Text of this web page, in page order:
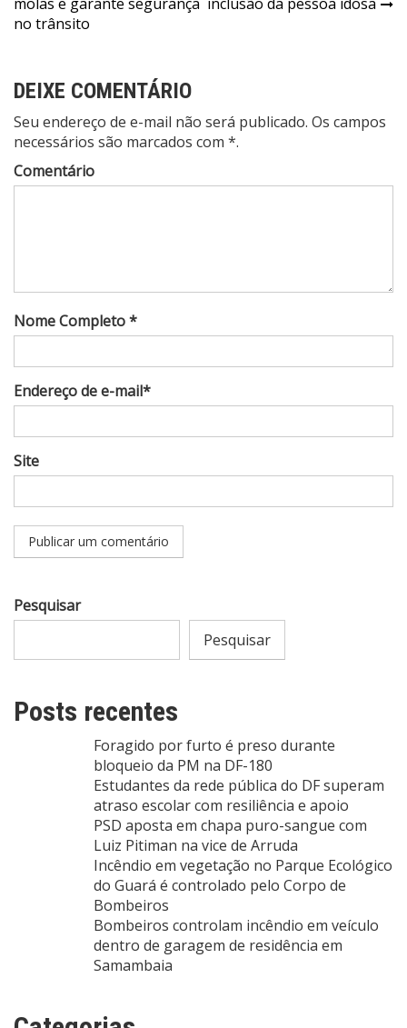
Post
no trânsito
DEIXE COMENTÁRIO
Seu endereço de e-mail não será publicado. Os campos
necessários são marcados com *.
Comentário
Nome Completo *
Endereço de e-mail*
Site
Pesquisar
Pesquisar
Posts recentes
Foragido por furto é preso durante
bloqueio da PM na DF-180
Estudantes da rede pública do DF superam
atraso escolar com resiliência e apoio
PSD aposta em chapa puro-sangue com
Luiz Pitiman na vice de Arruda
Incêndio em vegetação no Parque Ecológico
do Guará é controlado pelo Corpo de
Bombeiros
Bombeiros controlam incêndio em veículo
dentro de garagem de residência em
Samambaia